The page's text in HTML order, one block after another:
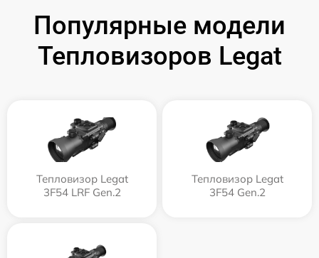
Популярные модели
Тепловизоров Legat
Тепловизор Legat
3F54 LRF Gen.2
Тепловизор Legat
3F54 Gen.2